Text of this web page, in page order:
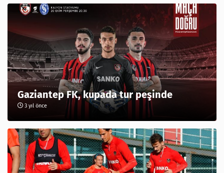
Gaziantep FK, kupada tur peşinde
3 yıl önce